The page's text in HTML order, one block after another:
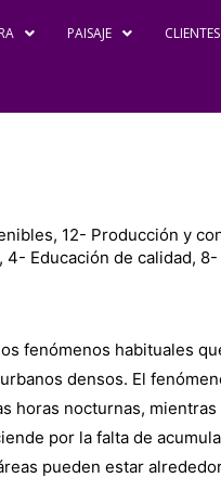
PAISAJE CLIENTES
, 12- Producción y
, 4- Educación de calidad, 8-
fenómenos habituales
densos. El
horas nocturnas, mientras
por la falta de
pueden estar